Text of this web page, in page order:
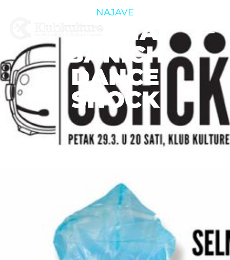
NAJAVE
SELMA
BANICH
DANCE
SHOCK